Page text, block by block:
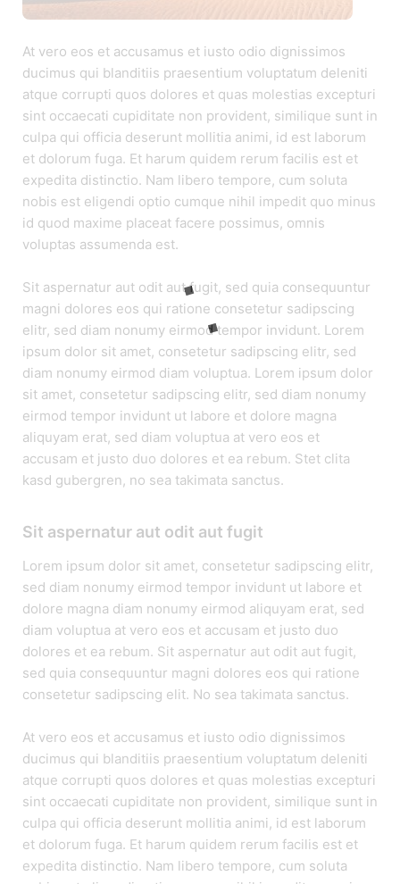
At vero eos et accusamus et iusto odio dignissimos
ducimus qui blanditiis praesentium voluptatum deleniti
atque corrupti quos dolores et quas molestias excepturi
sint occaecati cupiditate non provident, similique sunt in
culpa qui officia deserunt mollitia animi, id est laborum
et dolorum fuga. Et harum quidem rerum facilis est et
expedita distinctio. Nam libero tempore, cum soluta
nobis est eligendi optio cumque nihil impedit quo minus
id quod maxime placeat facere possimus, omnis
voluptas assumenda est.
Sit aspernatur aut odit aut fugit, sed quia consequuntur
magni dolores eos qui ratione consetetur sadipscing
elitr, sed diam nonumy eirmod tempor invidunt. Lorem
ipsum dolor sit amet, consetetur sadipscing elitr, sed
diam nonumy eirmod diam voluptua. Lorem ipsum dolor
sit amet, consetetur sadipscing elitr, sed diam nonumy
eirmod tempor invidunt ut labore et dolore magna
aliquyam erat, sed diam voluptua at vero eos et
accusam et justo duo dolores et ea rebum. Stet clita
kasd gubergren, no sea takimata sanctus.
Sit aspernatur aut odit aut fugit
Lorem ipsum dolor sit amet, consetetur sadipscing elitr,
sed diam nonumy eirmod tempor invidunt ut labore et
dolore magna diam nonumy eirmod aliquyam erat, sed
diam voluptua at vero eos et accusam et justo duo
dolores et ea rebum. Sit aspernatur aut odit aut fugit,
sed quia consequuntur magni dolores eos qui ratione
consetetur sadipscing elit. No sea takimata sanctus.
At vero eos et accusamus et iusto odio dignissimos
ducimus qui blanditiis praesentium voluptatum deleniti
atque corrupti quos dolores et quas molestias excepturi
sint occaecati cupiditate non provident, similique sunt in
culpa qui officia deserunt mollitia animi, id est laborum
et dolorum fuga. Et harum quidem rerum facilis est et
expedita distinctio. Nam libero tempore, cum soluta